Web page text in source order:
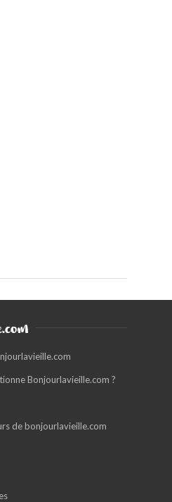
Bonjourlavieille.com ?
de bonjourlavieille.com